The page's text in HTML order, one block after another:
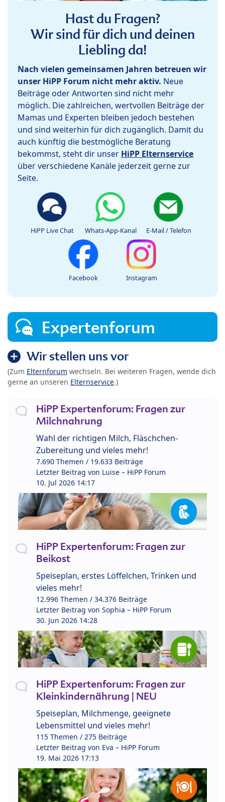
Hast du Fragen?
Wir sind für dich und deinen
Liebling da!
Nach vielen gemeinsamen Jahren betreuen wir
unser HiPP Forum nicht mehr aktiv. Neue
Beiträge oder Antworten sind nicht mehr
möglich. Die zahlreichen, wertvollen Beiträge der
Mamas und Experten bleiben jedoch bestehen
und sind weiterhin für dich zugänglich. Damit du
auch künftig die bestmögliche Beratung
bekommst, steht dir unser HiPP Elternservice
über verschiedene Kanäle jederzeit gerne zur
Seite.
HiPP Live Chat Whats-App-Kanal E-Mail / Telefon
Facebook Instagram
Expertenforum
Wir stellen uns vor
(Zum Elternforum wechseln. Bei weiteren Fragen, wende dich
gerne an unseren Elternservice.)
HiPP Expertenforum: Fragen zur
Milchnahrung
Wahl der richtigen Milch, Fläschchen-
Zubereitung und vieles mehr!
7.690 Themen / 19.633 Beiträge
Letzter Beitrag von Luise – HiPP Forum
10. Jul 2026 14:17
HiPP Expertenforum: Fragen zur
Beikost
Speiseplan, erstes Löffelchen, Trinken und
vieles mehr!
12.996 Themen / 34.376 Beiträge
Letzter Beitrag von Sophia – HiPP Forum
30. Jun 2026 14:28
HiPP Expertenforum: Fragen zur
Kleinkindernährung | NEU
Speiseplan, Milchmenge, geeignete
Lebensmittel und vieles mehr!
115 Themen / 275 Beiträge
Letzter Beitrag von Eva – HiPP Forum
19. Mai 2026 17:13